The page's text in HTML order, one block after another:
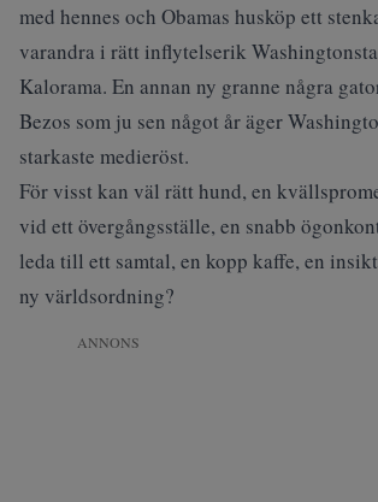
med hennes och Obamas husköp ett
varandra i rätt inflytelserik
Kalorama. En annan ny granne några
Bezos som ju sen något år äger
starkaste medieröst.
För visst kan väl rätt hund, en
vid ett övergångsställe, en snabb
leda till ett samtal, en kopp kaffe, en
ny världsordning?
ANNONS